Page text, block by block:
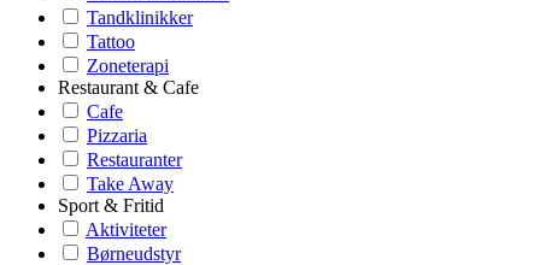
Tandklinikker
Tattoo
Zoneterapi
Restaurant & Cafe
Cafe
Pizzaria
Restauranter
Take Away
Sport & Fritid
Aktiviteter
Børneudstyr